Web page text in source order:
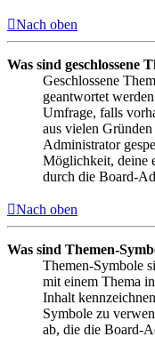
Nach oben
Was sind geschlossene
Geschlossene
geantwortet
Umfrage, falls
aus vielen
Administrator
Möglichkeit, deine
durch die Board-
Nach oben
Was sind Themen-
Themen-Symbole
mit einem Thema
Inhalt
Symbole zu
ab, die die Board-